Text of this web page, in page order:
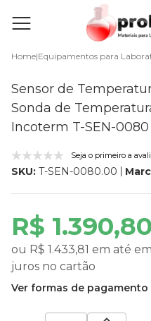
Home|Equipamentos para
Sensor de
Sonda de
Incoterm T-SEN-0080
Seja o primeiro a
SKU: T-SEN-0080.00
R$ 1.390,80
ou R$ 1.433,81 em até
juros no cartão
Ver formas de pagamento